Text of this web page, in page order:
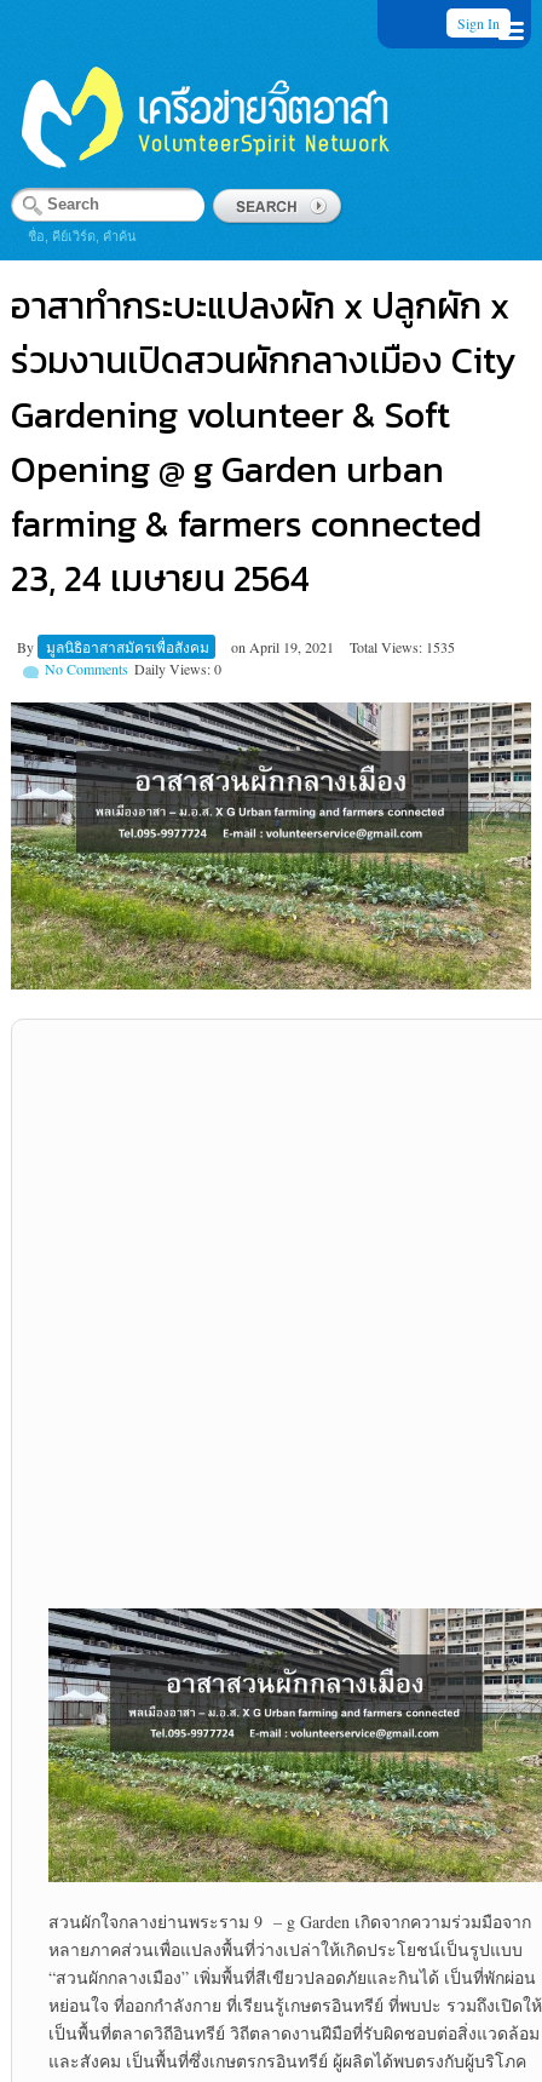
Sign In
ชื่อ, คีย์เวิร์ด, คำค้น
อาสาทำกระบะแปลงผัก x ปลูกผัก x
ร่วมงานเปิดสวนผักกลางเมือง City
Gardening volunteer & Soft
Opening @ g Garden urban
farming & farmers connected
23, 24 เมษายน 2564
By มูลนิธิอาสาสมัครเพื่อสังคม on April 19, 2021
Total Views: 1535
Daily Views: 0
No Comments
สวนผักใจกลางย่านพระราม 9 – g Garden เกิดจากความร่วมมือจาก
หลายภาคส่วนเพื่อแปลงพื้นที่ว่างเปล่าให้เกิดประโยชน์เป็นรูปแบบ
“สวนผักกลางเมือง” เพิ่มพื้นที่สีเขียวปลอดภัยและกินได้ เป็นที่พักผ่อน
หย่อนใจ ที่ออกกำลังกาย ที่เรียนรู้เกษตรอินทรีย์ ที่พบปะ รวมถึงเปิดให้
เป็นพื้นที่ตลาดวิถีอินทรีย์ วิถีตลาดงานฝีมือที่รับผิดชอบต่อสิ่งแวดล้อม
และสังคม เป็นพื้นที่ซึ่งเกษตรกรอินทรีย์ ผู้ผลิตได้พบตรงกับผู้บริโภค